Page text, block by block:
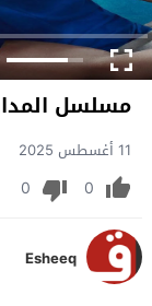
مسلسل المدار
11 أغسطس 2025
0
0
Esheeq